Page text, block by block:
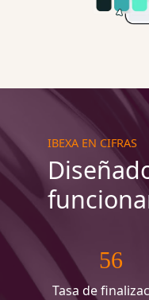
IBEXA EN CIFRAS
56
Tasa de